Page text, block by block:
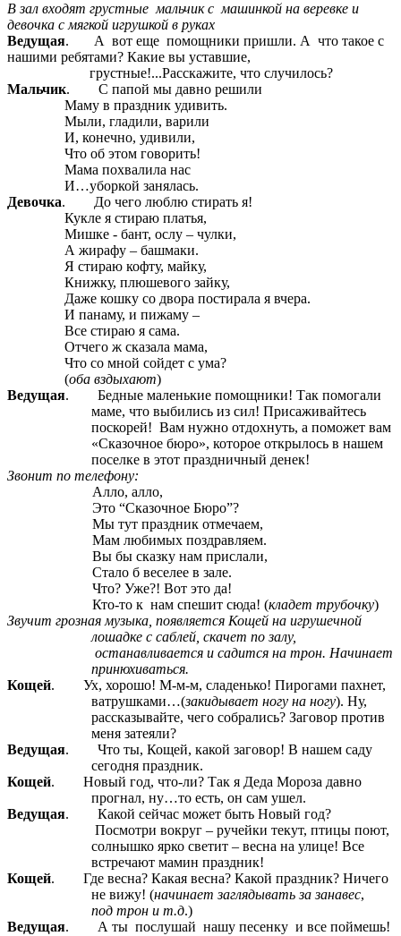
В зал входят грустные мальчик с машинкой на веревке и
девочка с мягкой игрушкой в руках
Ведущая. А вот еще помощники пришли. А что такое с
нашими ребятами? Какие вы уставшие,
грустные!...Расскажите, что случилось?
Мальчик. С папой мы давно решили
Маму в праздник удивить.
Мыли, гладили, варили
И, конечно, удивили,
Что об этом говорить!
Мама похвалила нас
И…уборкой занялась.
Девочка. До чего люблю стирать я!
Кукле я стираю платья,
Мишке - бант, ослу – чулки,
А жирафу – башмаки.
Я стираю кофту, майку,
Книжку, плюшевого зайку,
Даже кошку со двора постирала я вчера.
И панаму, и пижаму –
Все стираю я сама.
Отчего ж сказала мама,
Что со мной сойдет с ума?
(оба вздыхают)
Ведущая. Бедные маленькие помощники! Так помогали
маме, что выбились из сил! Присаживайтесь
поскорей! Вам нужно отдохнуть, а поможет вам
«Сказочное бюро», которое открылось в нашем
поселке в этот праздничный денек!
Звонит по телефону:
Алло, алло,
Это “Сказочное Бюро”?
Мы тут праздник отмечаем,
Мам любимых поздравляем.
Вы бы сказку нам прислали,
Стало б веселее в зале.
Что? Уже?! Вот это да!
Кто-то к нам спешит сюда! (кладет трубочку)
Звучит грозная музыка, появляется Кощей на игрушечной
лошадке с саблей, скачет по залу,
останавливается и садится на трон. Начинает
принюхиваться.
Кощей. Ух, хорошо! М-м-м, сладенько! Пирогами пахнет,
ватрушками…(закидывает ногу на ногу). Ну,
рассказывайте, чего собрались? Заговор против
меня затеяли?
Ведущая. Что ты, Кощей, какой заговор! В нашем саду
сегодня праздник.
Кощей. Новый год, что-ли? Так я Деда Мороза давно
прогнал, ну…то есть, он сам ушел.
Ведущая. Какой сейчас может быть Новый год?
Посмотри вокруг – ручейки текут, птицы поют,
солнышко ярко светит – весна на улице! Все
встречают мамин праздник!
Кощей. Где весна? Какая весна? Какой праздник? Ничего
не вижу! (начинает заглядывать за занавес,
под трон и т.д.)
Ведущая. А ты послушай нашу песенку и все поймешь!